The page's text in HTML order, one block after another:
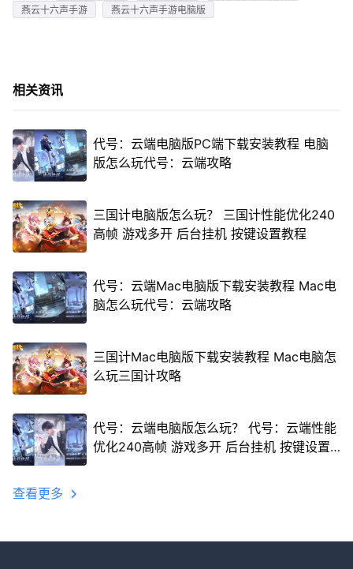
燕云十六声手游
燕云十六声手游电脑版
相关资讯
代号：云端电脑版PC端下载安装教程 电脑
版怎么玩代号：云端攻略
三国计电脑版怎么玩？ 三国计性能优化240
高帧 游戏多开 后台挂机 按键设置教程
代号：云端Mac电脑版下载安装教程 Mac电
脑怎么玩代号：云端攻略
三国计Mac电脑版下载安装教程 Mac电脑怎
么玩三国计攻略
代号：云端电脑版怎么玩？ 代号：云端性能
优化240高帧 游戏多开 后台挂机 按键设置
查看更多